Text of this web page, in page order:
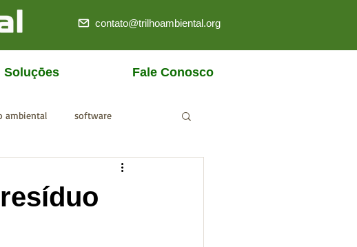
contato@trilhoambiental.org
Soluçōes Fale Conosco
ambiental software